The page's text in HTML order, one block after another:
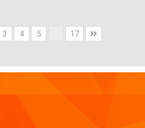
3 4 5 17